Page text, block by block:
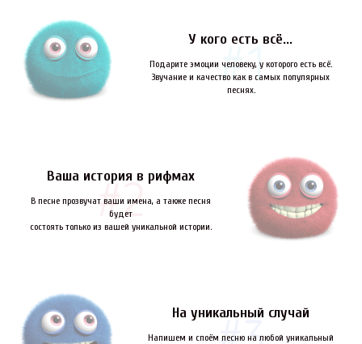
У кого есть всё...
Подарите эмоции человеку, у которого есть всё.
Звучание и качество как в самых популярных
песнях.
Ваша история в рифмах
В песне прозвучат ваши имена, а также песня
будет
состоять только из вашей уникальной истории.
На уникальный случай
Напишем и споём песню на любой уникальный